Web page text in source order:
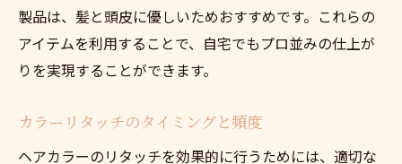
製品は、髪と頭皮に優しいためおすすめです。これらの
アイテムを利用することで、自宅でもプロ並みの仕上が
りを実現することができます。
カラーリタッチのタイミングと頻度
ヘアカラーのリタッチを効果的に行うためには、適切な